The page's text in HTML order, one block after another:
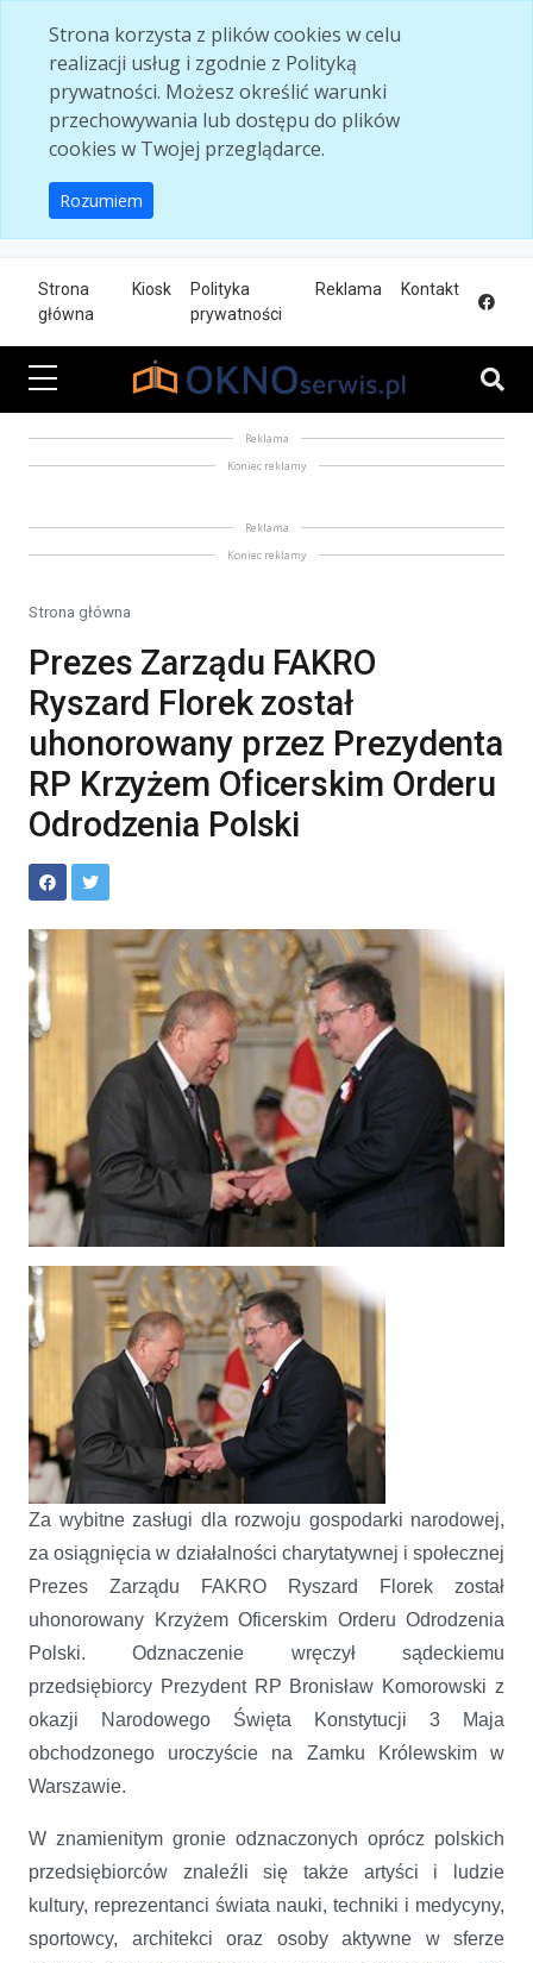
Strona korzysta z plików cookies w celu
realizacji usług i zgodnie z Polityką
prywatności. Możesz określić warunki
przechowywania lub dostępu do plików
cookies w Twojej przeglądarce.
Rozumiem
Strona
główna
Kiosk
Polityka
prywatności
Reklama Kontakt
Reklama
Koniec reklamy
Reklama
Koniec reklamy
Strona główna
Prezes Zarządu FAKRO
Ryszard Florek został
uhonorowany przez Prezydenta
RP Krzyżem Oficerskim Orderu
Odrodzenia Polski
Prezydenta RP Krzyżem Oficerskim Orderu Odrodzenia Polski
Za wybitne zasługi dla rozwoju gospodarki narodowej,
za osiągnięcia w działalności charytatywnej i społecznej
Prezes Zarządu FAKRO Ryszard Florek został
uhonorowany Krzyżem Oficerskim Orderu Odrodzenia
Polski. Odznaczenie wręczył sądeckiemu
przedsiębiorcy Prezydent RP Bronisław Komorowski z
okazji Narodowego Święta Konstytucji 3 Maja
obchodzonego uroczyście na Zamku Królewskim w
Warszawie.
W znamienitym gronie odznaczonych oprócz polskich
przedsiębiorców znaleźli się także artyści i ludzie
kultury, reprezentanci świata nauki, techniki i medycyny,
sportowcy, architekci oraz osoby aktywne w sferze